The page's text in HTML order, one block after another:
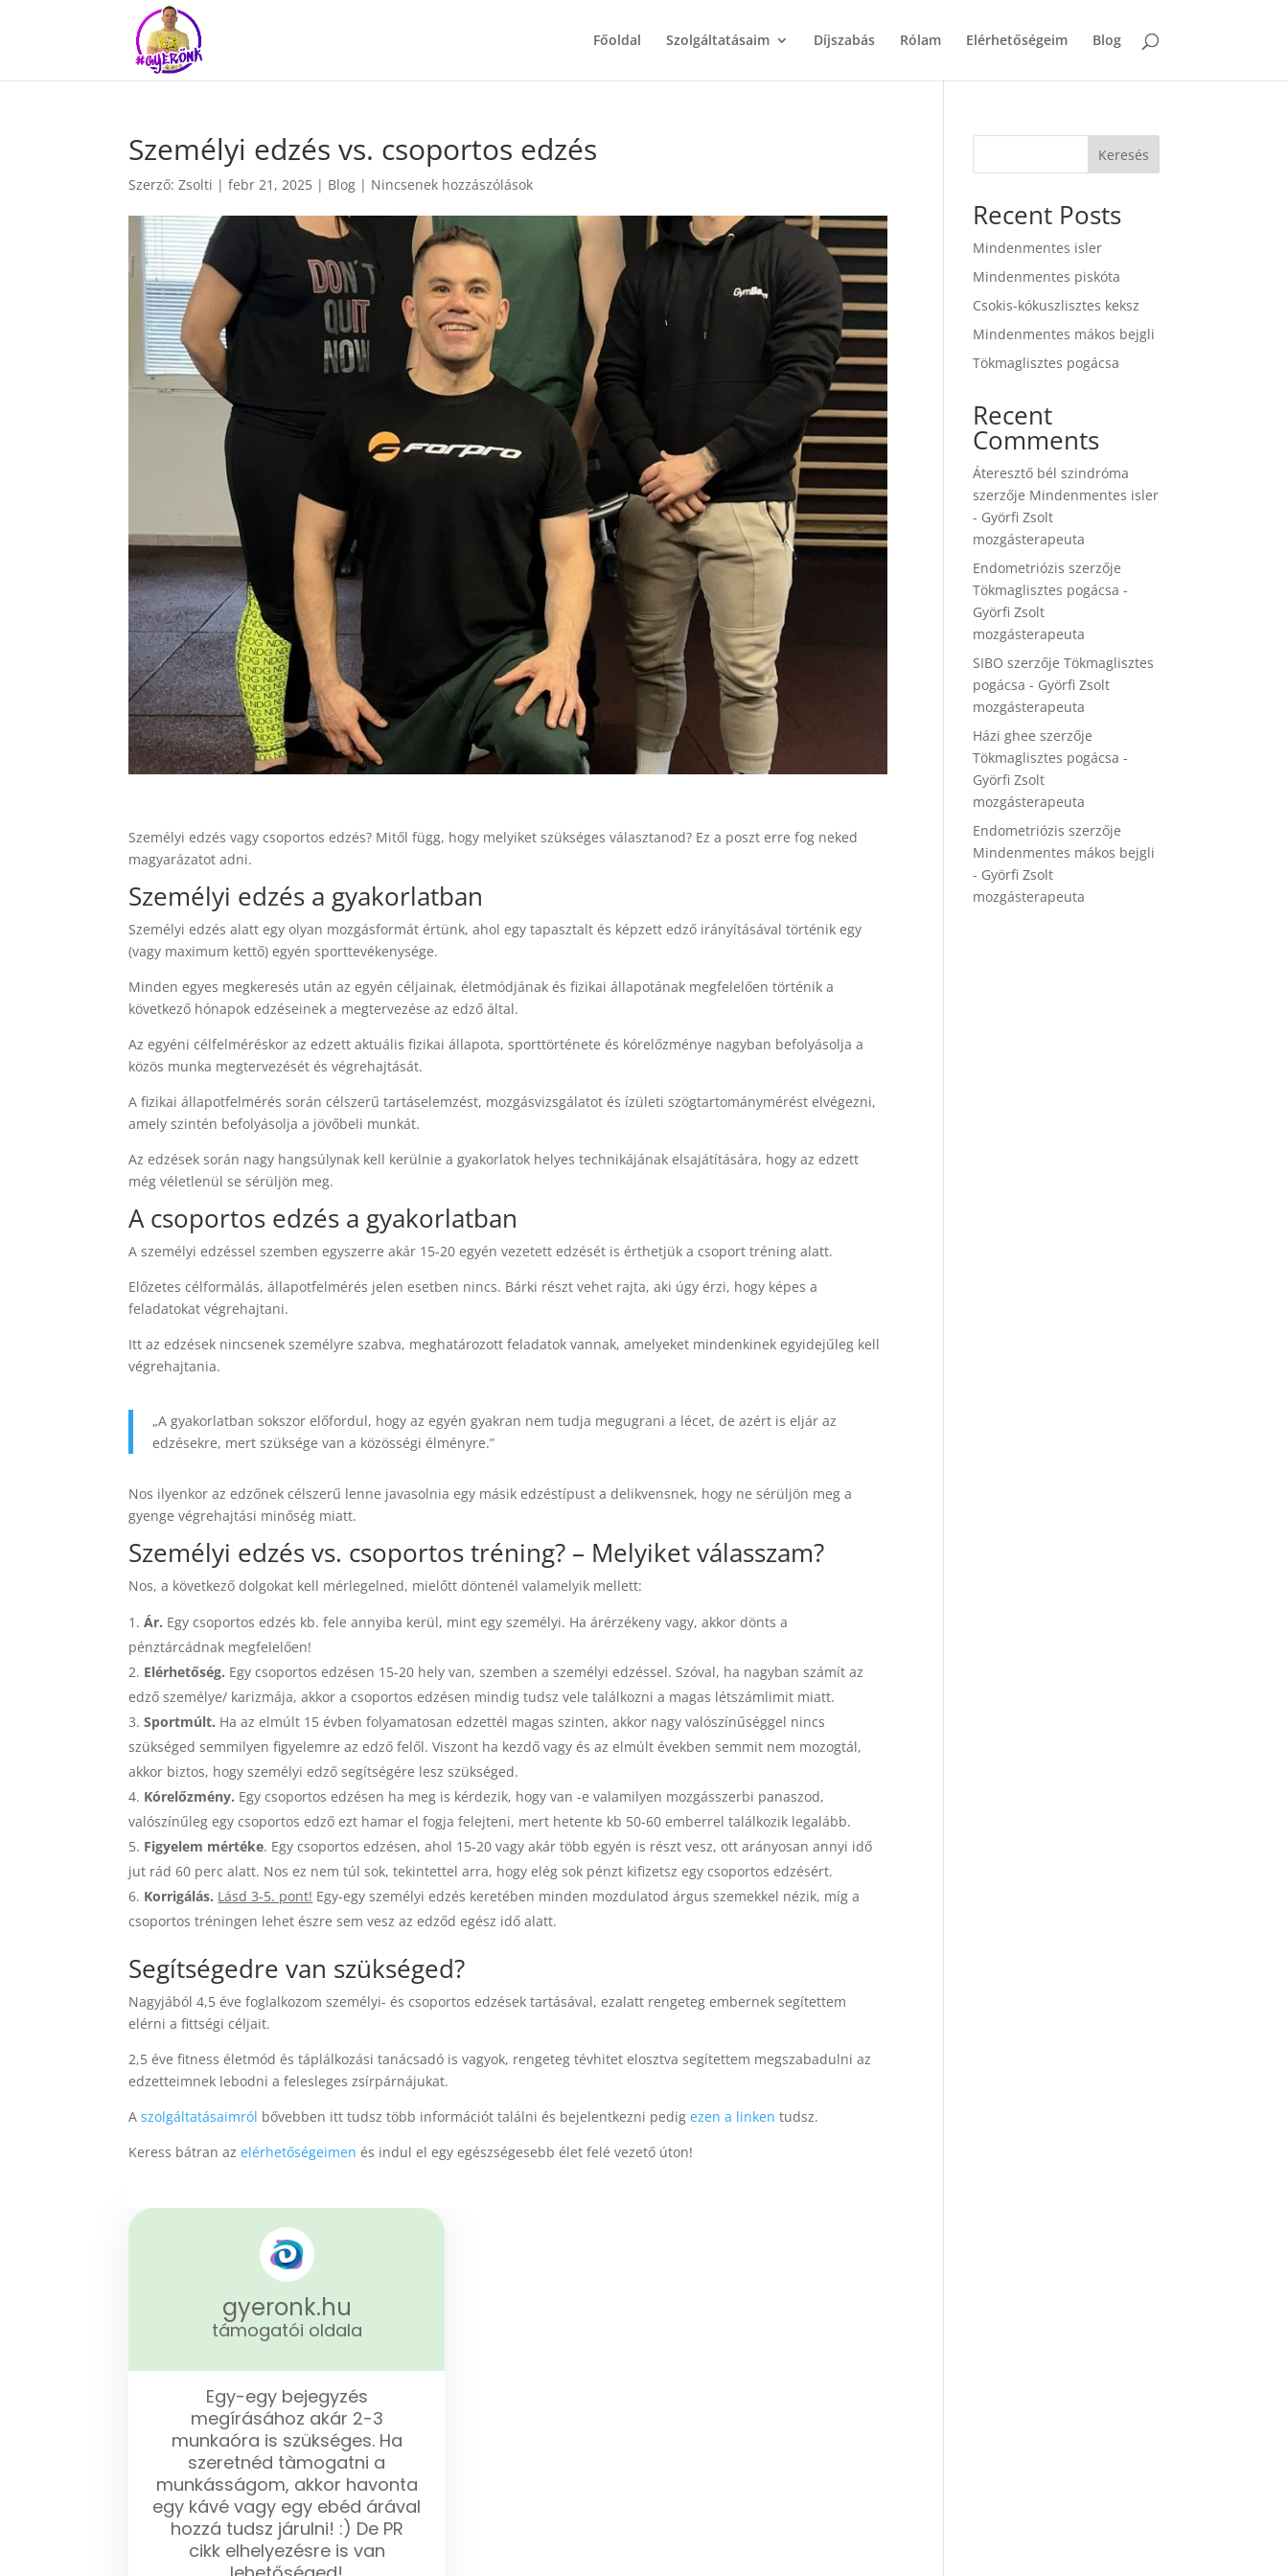
Főoldal Szolgáltatásaim Díjszabás Rólam Elérhetőségeim Blog
Személyi edzés vs. csoportos edzés
Szerző:Zsolti |febr 21, 2025 | Blog | Nincsenek hozzászólások
Személyi edzés vagy csoportos edzés? Mitől függ, hogy melyiket szükséges választanod? Ez a poszt erre fog neked
magyarázatot adni.
Személyi edzés a gyakorlatban
Személyi edzés alatt egy olyan mozgásformát értünk, ahol egy tapasztalt és képzett edző irányításával történik egy
(vagy maximum kettő) egyén sporttevékenysége.
Minden egyes megkeresés után az egyén céljainak, életmódjának és fizikai állapotának megfelelően történik a
következő hónapok edzéseinek a megtervezése az edző által.
Az egyéni célfelméréskor az edzett aktuális fizikai állapota, sporttörténete és kórelőzménye nagyban befolyásolja a
közös munka megtervezését és végrehajtását.
A fizikai állapotfelmérés során célszerű tartáselemzést, mozgásvizsgálatot és ízületi szögtartománymérést elvégezni,
amely szintén befolyásolja a jövőbeli munkát.
Az edzések során nagy hangsúlynak kell kerülnie a gyakorlatok helyes technikájának elsajátítására, hogy az edzett
még véletlenül se sérüljön meg.
A csoportos edzés a gyakorlatban
A személyi edzéssel szemben egyszerre akár 15-20 egyén vezetett edzését is érthetjük a csoport tréning alatt.
Előzetes célformálás, állapotfelmérés jelen esetben nincs. Bárki részt vehet rajta, aki úgy érzi, hogy képes a
feladatokat végrehajtani.
Itt az edzések nincsenek személyre szabva, meghatározott feladatok vannak, amelyeket mindenkinek egyidejűleg kell
végrehajtania.
„A gyakorlatban sokszor előfordul, hogy az egyén gyakran nem tudja megugrani a lécet, de azért is eljár az
edzésekre, mert szüksége van a közösségi élményre.”
Nos ilyenkor az edzőnek célszerű lenne javasolnia egy másik edzéstípust a delikvensnek, hogy ne sérüljön meg a
gyenge végrehajtási minőség miatt.
Személyi edzés vs. csoportos tréning? – Melyiket válasszam?
Nos, a következő dolgokat kell mérlegelned, mielőtt döntenél valamelyik mellett:
Ár. Egy csoportos edzés kb. fele annyiba kerül, mint egy személyi. Ha árérzékeny vagy, akkor dönts a
pénztárcádnak megfelelően!
Elérhetőség. Egy csoportos edzésen 15-20 hely van, szemben a személyi edzéssel. Szóval, ha nagyban számít az
edző személye/ karizmája, akkor a csoportos edzésen mindig tudsz vele találkozni a magas létszámlimit miatt.
Sportmúlt. Ha az elmúlt 15 évben folyamatosan edzettél magas szinten, akkor nagy valószínűséggel nincs
szükséged semmilyen figyelemre az edző felől. Viszont ha kezdő vagy és az elmúlt években semmit nem mozogtál,
akkor biztos, hogy személyi edző segítségére lesz szükséged.
Kórelőzmény. Egy csoportos edzésen ha meg is kérdezik, hogy van -e valamilyen mozgásszerbi panaszod,
valószínűleg egy csoportos edző ezt hamar el fogja felejteni, mert hetente kb 50-60 emberrel találkozik legalább.
Figyelem mértéke. Egy csoportos edzésen, ahol 15-20 vagy akár több egyén is részt vesz, ott arányosan annyi idő
jut rád 60 perc alatt. Nos ez nem túl sok, tekintettel arra, hogy elég sok pénzt kifizetsz egy csoportos edzésért.
Korrigálás. Lásd 3-5. pont! Egy-egy személyi edzés keretében minden mozdulatod árgus szemekkel nézik, míg a
csoportos tréningen lehet észre sem vesz az edződ egész idő alatt.
Segítségedre van szükséged?
Nagyjából 4,5 éve foglalkozom személyi- és csoportos edzések tartásával, ezalatt rengeteg embernek segítettem
elérni a fittségi céljait.
2,5 éve fitness életmód és táplálkozási tanácsadó is vagyok, rengeteg tévhitet elosztva segítettem megszabadulni az
edzetteimnek lebodni a felesleges zsírpárnájukat.
A szolgáltatásaimról bővebben itt tudsz több információt találni és bejelentkezni pedig ezen a linken tudsz.
Keress bátran az elérhetőségeimen és indul el egy egészségesebb élet felé vezető úton!
gyeronk.hu
támogatói oldala
Egy-egy bejegyzés
megírásához akár 2-3
munkaóra is szükséges. Ha
szeretnéd tàmogatni a
munkásságom, akkor havonta
egy kávé vagy egy ebéd árával
hozzá tudsz járulni! :) De PR
cikk elhelyezésre is van
Keresés
Recent Posts
Mindenmentes isler
Mindenmentes piskóta
Csokis-kókuszlisztes keksz
Mindenmentes mákos bejgli
Tökmaglisztes pogácsa
Recent
Comments
Áteresztő bél szindróma
szerzője Mindenmentes isler
- Györfi Zsolt
mozgásterapeuta
Endometriózis szerzője
Tökmaglisztes pogácsa -
Györfi Zsolt
mozgásterapeuta
SIBO szerzőjeTökmaglisztes
pogácsa - Györfi Zsolt
mozgásterapeuta
Házi ghee szerzője
Tökmaglisztes pogácsa -
Györfi Zsolt
mozgásterapeuta
Endometriózis szerzője
Mindenmentes mákos bejgli
- Györfi Zsolt
mozgásterapeuta